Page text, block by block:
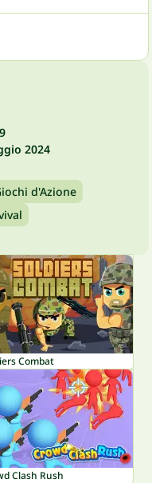
2024
d'Azione
Combat
Clash Rush